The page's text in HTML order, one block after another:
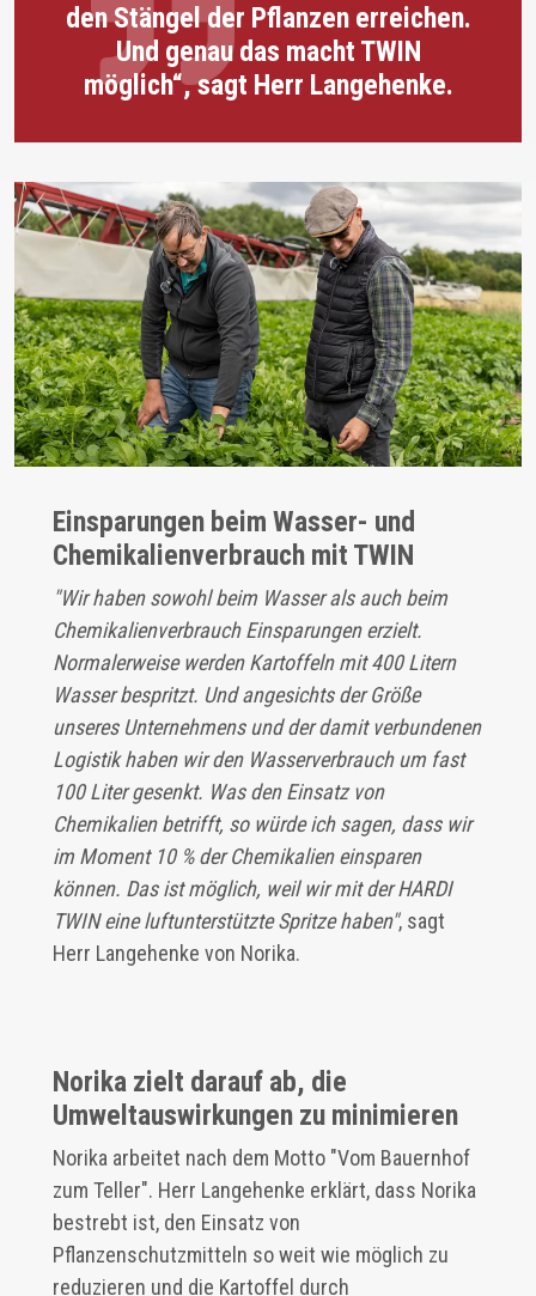
den Stängel der Pflanzen erreichen.
Und genau das macht TWIN
möglich“, sagt Herr Langehenke.
Einsparungen beim Wasser- und
Chemikalienverbrauch mit TWIN
"Wir haben sowohl beim Wasser als auch beim
Chemikalienverbrauch Einsparungen erzielt.
Normalerweise werden Kartoffeln mit 400 Litern
Wasser bespritzt. Und angesichts der Größe
unseres Unternehmens und der damit verbundenen
Logistik haben wir den Wasserverbrauch um fast
100 Liter gesenkt. Was den Einsatz von
Chemikalien betrifft, so würde ich sagen, dass wir
im Moment 10 % der Chemikalien einsparen
können. Das ist möglich, weil wir mit der HARDI
TWIN eine luftunterstützte Spritze haben", sagt
Herr Langehenke von Norika.
Norika zielt darauf ab, die
Umweltauswirkungen zu minimieren
Norika arbeitet nach dem Motto "Vom Bauernhof
zum Teller". Herr Langehenke erklärt, dass Norika
bestrebt ist, den Einsatz von
Pflanzenschutzmitteln so weit wie möglich zu
reduzieren und die Kartoffel durch